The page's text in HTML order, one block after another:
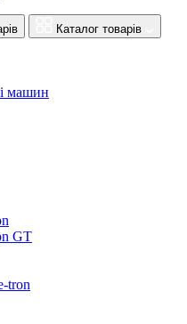
Каталог товарів
машин
GT
tron